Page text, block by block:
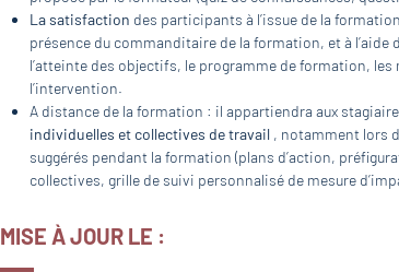
La satisfaction des participants à l’issue de la
présence du commanditaire de la formation, et à
l’atteinte des objectifs, le programme de formation,
l’intervention.
A distance de la formation : il appartiendra aux
individuelles et collectives de travail , notamment lors
suggérés pendant la formation (plans d’action,
collectives, grille de suivi personnalisé de mesure
MISE À JOUR LE :